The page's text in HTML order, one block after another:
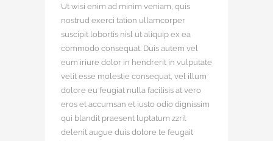
Ut wisi enim ad minim veniam, quis
nostrud exerci tation ullamcorper
suscipit lobortis nisl ut aliquip ex ea
commodo consequat. Duis autem vel
eum iriure dolor in hendrerit in vulputate
velit esse molestie consequat, vel illum
dolore eu feugiat nulla facilisis at vero
eros et accumsan et iusto odio dignissim
qui blandit praesent luptatum zzril
delenit augue duis dolore te feugait